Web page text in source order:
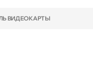
ВИДЕОКАРТЫ